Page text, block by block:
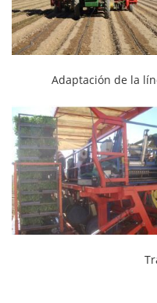
Adaptación de la